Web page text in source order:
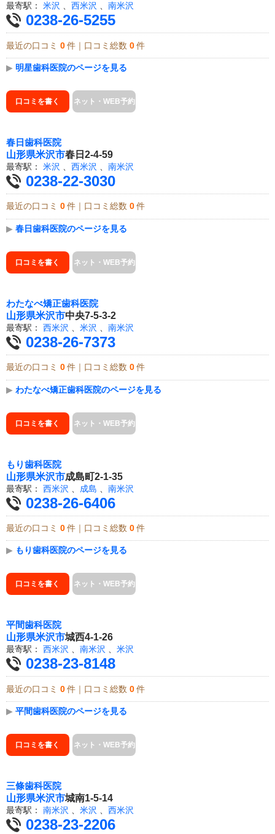
最寄駅： 米沢 、 西米沢 、 南米沢
0238-26-5255
最近の口コミ 0 件｜口コミ総数 0 件
▶ 明星歯科医院のページを見る
口コミを書く ネット・WEB予約
春日歯科医院
山形県米沢市春日2-4-59
最寄駅： 米沢 西米沢 南米沢
0238-22-3030
最近の口コミ 0 件｜口コミ総数 0 件
▶ 春日歯科医院のページを見る
口コミを書く ネット・WEB予約
わたなべ矯正歯科医院
山形県米沢市中央7-5-3-2
最寄駅： 西米沢 米沢 南米沢
0238-26-7373
最近の口コミ 0 件｜口コミ総数 0 件
▶ わたなべ矯正歯科医院のページを見る
口コミを書く ネット・WEB予約
もり歯科医院
山形県米沢市成島町2-1-35
最寄駅： 西米沢 成島 南米沢
0238-26-6406
最近の口コミ 0 件｜口コミ総数 0 件
▶ もり歯科医院のページを見る
口コミを書く ネット・WEB予約
平間歯科医院
山形県米沢市城西4-1-26
最寄駅： 西米沢 、 南米沢 、 米沢
0238-23-8148
最近の口コミ 0 件｜口コミ総数 0 件
▶ 平間歯科医院のページを見る
口コミを書く ネット・WEB予約
三條歯科医院
山形県米沢市城南1-5-14
最寄駅： 南米沢 米沢 西米沢
0238-23-2206